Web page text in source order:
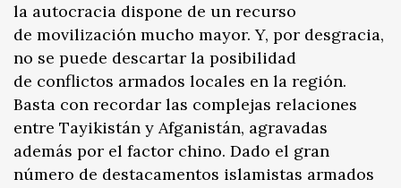
la autocracia dispone de un recurso
de movilización mucho mayor. Y, por desgracia,
no se puede descartar la posibilidad
de conflictos armados locales en la región.
Basta con recordar las complejas relaciones
entre Tayikistán y Afganistán, agravadas
además por el factor chino. Dado el gran
número de destacamentos islamistas armados